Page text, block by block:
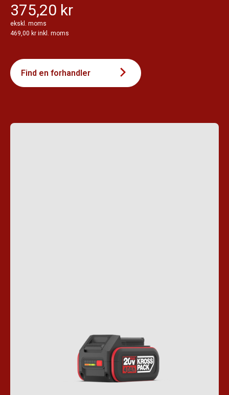
375,20 kr
ekskl. moms
469,00 kr inkl. moms
Find en forhandler